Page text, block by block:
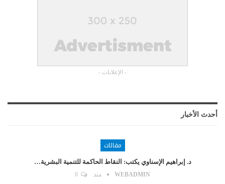
- الإعلانات -
أحدث الأخبار
مقالات
د. إبراهيم الإسناوي يكتب: النقاط الحاكمة للتنمية البشرية…
WEBADMIN منذ